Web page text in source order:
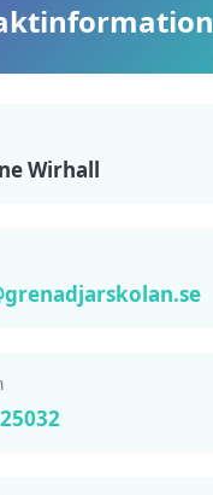
Wirhall